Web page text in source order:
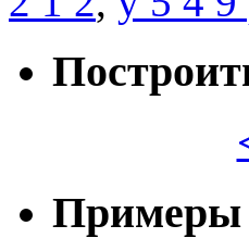
Примеры